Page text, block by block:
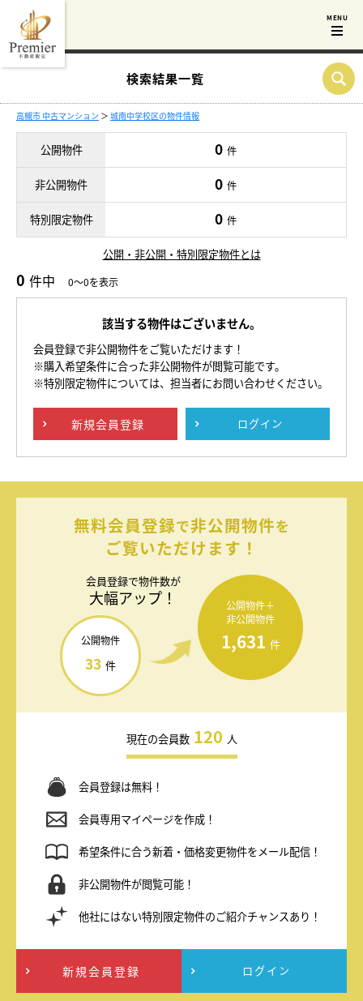
検索結果一覧
高槻市 中古マンション ＞ 城南中学校区の物件情報
公開物件 0 件
非公開物件 0 件
特別限定物件 0 件
公開・非公開・特別限定物件とは
0 件中 0～0を表示
該当する物件はございません。
会員登録で非公開物件をご覧いただけます！
※購入希望条件に合った非公開物件が閲覧可能です。
※特別限定物件については、担当者にお問い合わせください。
新規会員登録 ログイン
無料会員登録で非公開物件を
ご覧いただけます！
会員登録で物件数が
大幅アップ！
公開物件
33 件
公開物件＋
非公開物件
1,631 件
現在の会員数 120 人
会員登録は無料！
会員専用マイページを作成！
希望条件に合う新着・価格変更物件をメール配信！
非公開物件が閲覧可能！
他社にはない特別限定物件のご紹介チャンスあり！
新規会員登録 ログイン